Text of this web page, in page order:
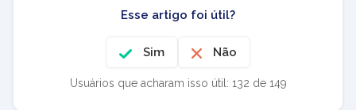
Esse artigo foi útil?
Sim Não
Usuários que acharam isso útil: 132 de 149